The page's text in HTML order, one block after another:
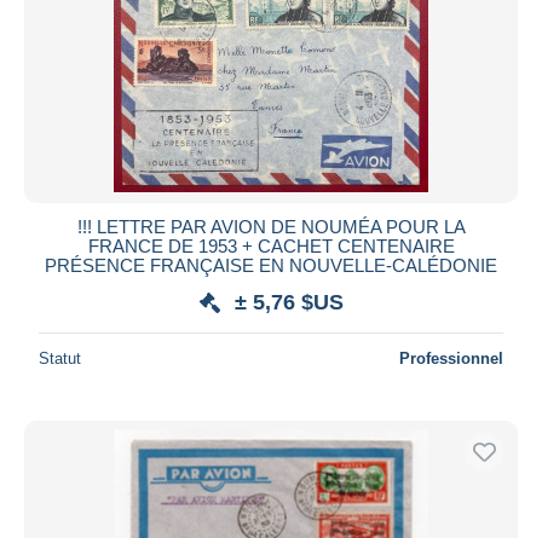
!!! LETTRE PAR AVION DE NOUMÉA POUR LA
FRANCE DE 1953 + CACHET CENTENAIRE
PRÉSENCE FRANÇAISE EN NOUVELLE-CALÉDONIE
± 5,76 $US
Statut Professionnel